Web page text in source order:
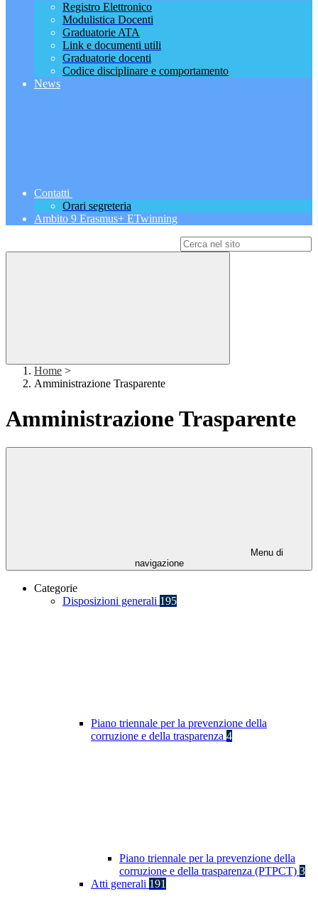
Registro Elettronico
Modulistica Docenti
Graduatorie ATA
Link e documenti utili
Graduatorie docenti
Codice disciplinare e comportamento
News
Contatti
Orari segreteria
Ambito 9 Erasmus+ ETwinning
Home >
Amministrazione Trasparente
Amministrazione Trasparente
Menu di
navigazione
Categorie
Disposizioni generali 195
Piano triennale per la prevenzione della
corruzione e della trasparenza 4
Piano triennale per la prevenzione della
corruzione e della trasparenza (PTPCT) 3
Atti generali 191